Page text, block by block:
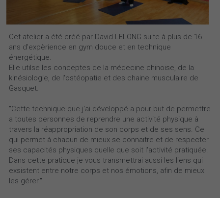
Cet atelier a été créé par David LELONG suite à plus de 16
ans d'expèrience en gym douce et en technique
énergétique.
Elle utilse les conceptes de la médecine chinoise, de la
kinésiologie, de l'ostéopatie et des chaine musculaire de
Gasquet.
"Cette technique que j'ai développé a pour but de permettre
a toutes personnes de reprendre une activité physique à
travers la réappropriation de son corps et de ses sens. Ce
qui permet à chacun de mieux se connaitre et de respecter
ses capacités physiques quelle que soit l'activité pratiquée.
Dans cette pratique je vous transmettrai aussi les liens qui
exsistent entre notre corps et nos émotions, afin de mieux
les gérer."